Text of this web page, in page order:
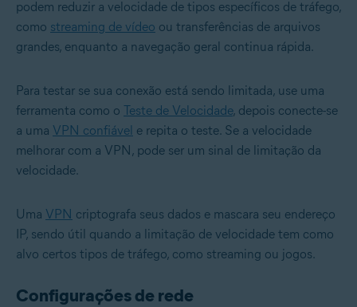
podem reduzir a velocidade de tipos específicos de tráfego,
como streaming de vídeo ou transferências de arquivos
grandes, enquanto a navegação geral continua rápida.
Para testar se sua conexão está sendo limitada, use uma
ferramenta como o Teste de Velocidade, depois conecte-se
a uma VPN confiável e repita o teste. Se a velocidade
melhorar com a VPN, pode ser um sinal de limitação da
velocidade.
Uma VPN criptografa seus dados e mascara seu endereço
IP, sendo útil quando a limitação de velocidade tem como
alvo certos tipos de tráfego, como streaming ou jogos.
Configurações de rede